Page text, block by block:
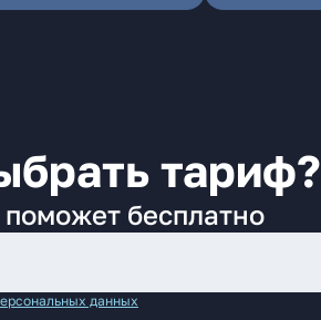
тариф?
бесплатно
данных